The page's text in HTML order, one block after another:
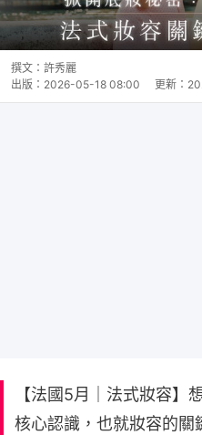
撰文： 許秀麗
出版： 2026-05-18 08:00 更新：
【法國5月｜法式妝容】
核心認識，也就妝容的